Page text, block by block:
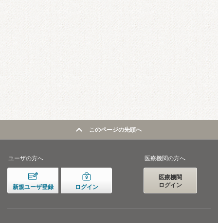
このページの先頭へ
ユーザの方へ
新規ユーザ登録 ログイン
医療機関の方へ
医療機関
ログイン